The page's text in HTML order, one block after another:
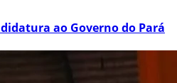
ao Governo do Pará